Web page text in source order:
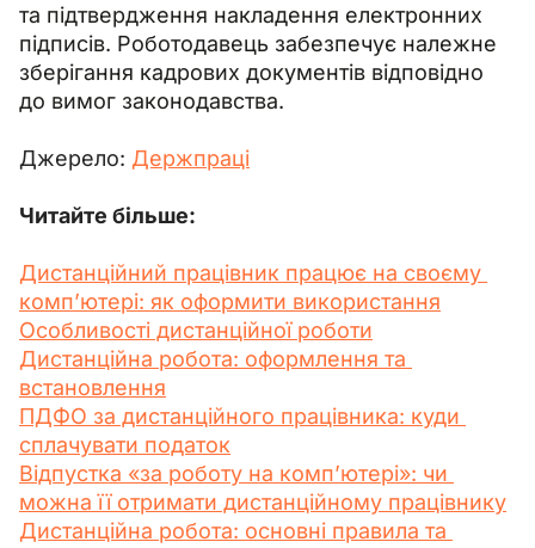
та підтвердження накладення електронних
підписів. Роботодавець забезпечує належне
зберігання кадрових документів відповідно
до вимог законодавства.
Джерело: Держпраці
Читайте більше:
Дистанційний працівник працює на своєму
комп’ютері: як оформити використання
Особливості дистанційної роботи
Дистанційна робота: оформлення та
встановлення
ПДФО за дистанційного працівника: куди
сплачувати податок
Відпустка «за роботу на комп’ютері»: чи
можна її отримати дистанційному працівнику
Дистанційна робота: основні правила та